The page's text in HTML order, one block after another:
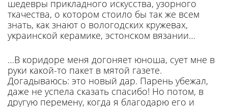
шедевры прикладного искусства, узорного
ткачества, о котором стоило бы так же всем
знать, как знают о вологодских кружевах,
украин­ской керамике, эстонском вяза­нии…
…В коридоре меня догоняет юноша, сует мне в
руки какой-то пакет в мятой газете.
Догадываюсь: это новый дар. Парень убежал,
даже не успела сказать спасибо! Но потом, в
другую пе­ремену, когда я благодарю его и